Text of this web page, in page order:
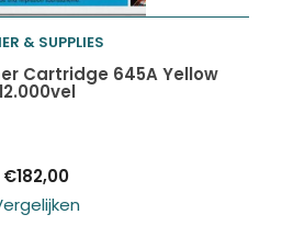
aan
& SUPPLIES
Cartridge 645A Yellow
€182,00